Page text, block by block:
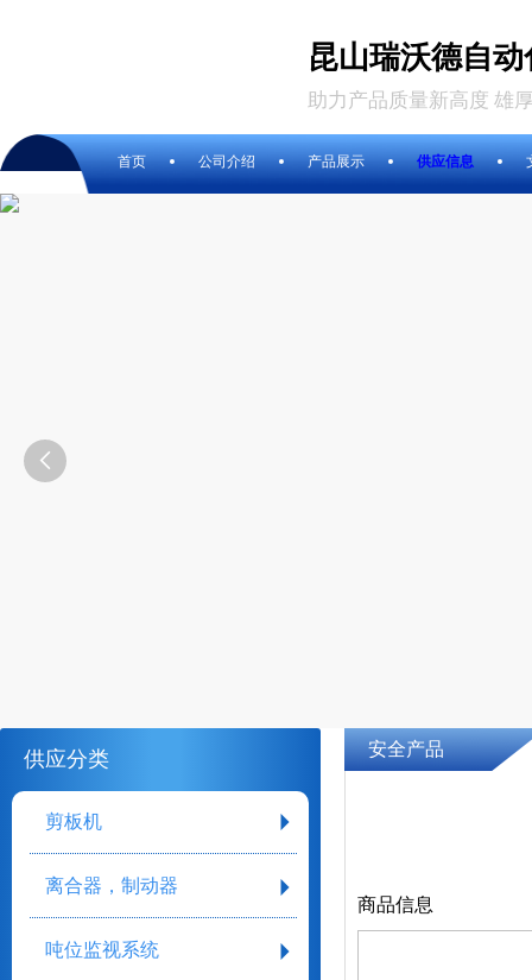
昆山瑞沃德自
助力产品质量新高度 雄
首页 公司介绍 产品展示 供应信息

供应分类
剪板机
离合器，制动器
吨位监视系统
安全产品
商品信息